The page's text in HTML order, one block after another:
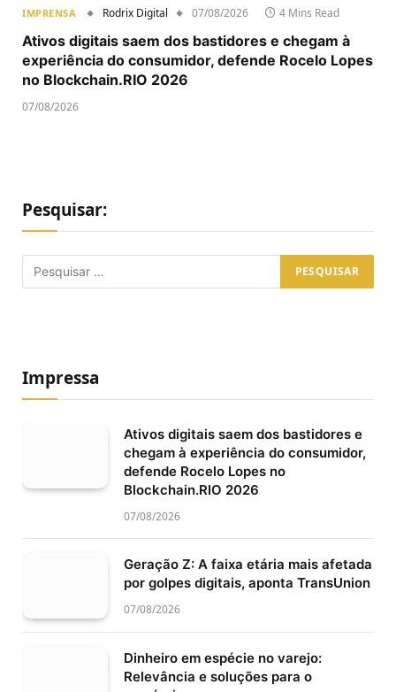
IMPRENSA Rodrix Digital 07/08/2026 4 Mins Read
Ativos digitais saem dos bastidores e chegam à
experiência do consumidor, defende Rocelo Lopes
no Blockchain.RIO 2026
07/08/2026
Pesquisar:
Impressa
Ativos digitais saem dos bastidores e
chegam à experiência do consumidor,
defende Rocelo Lopes no
Blockchain.RIO 2026
07/08/2026
Geração Z: A faixa etária mais afetada
por golpes digitais, aponta TransUnion
07/08/2026
Dinheiro em espécie no varejo:
Relevância e soluções para o